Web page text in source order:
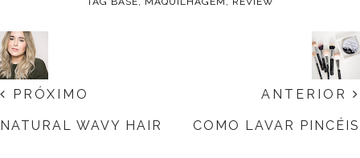
ANTERIOR
COMO LAVAR PINCÉIS
PRÓXIMO
NATURAL WAVY HAIR